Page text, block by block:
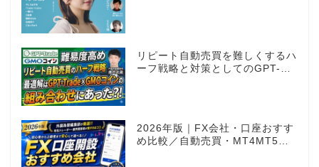
リピート自動売買を難しくするハ
ーフ戦略と対策としてのGPT-
2026年版｜FX会社・口座おすす
め比較／自動売買・MT4MT5対